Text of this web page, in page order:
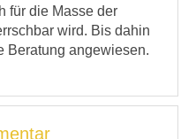
für die Masse der
wird. Bis dahin
Beratung angewiesen.